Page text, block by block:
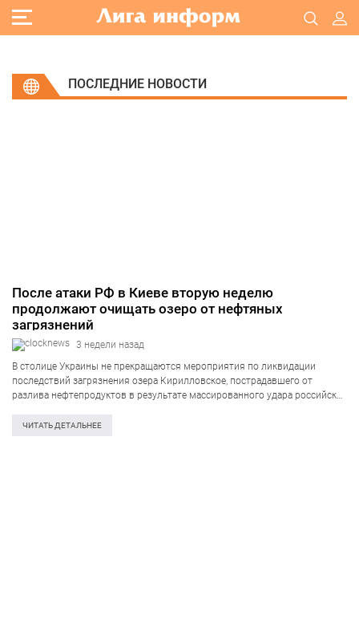
ПОСЛЕДНИЕ НОВОСТИ
После атаки РФ в Киеве вторую неделю
продолжают очищать озеро от нефтяных
загрязнений
3 недели назад
В столице Украины не прекращаются мероприятия по ликвидации
последствий загрязнения озера Кирилловское, пострадавшего от
разлива нефтепродуктов в результате массированного удара российских
государственной администрации (КГГА) в четверг, 1 июля,
ЧИТАТЬ ДЕТАЛЬНЕЕ